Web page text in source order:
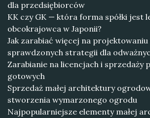
dla przedsiębiorców
KK czy GK — która forma spółki jest
obcokrajowca w Japonii?
Jak zarabiać więcej na
sprawdzonych strategii dla
Zarabianie na licencjach i sprzedaży
gotowych
Sprzedaż małej architektury
stworzenia wymarzonego ogrodu
Najpopularniejsze elementy małej